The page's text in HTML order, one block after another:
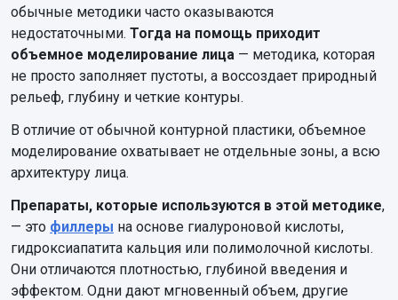
обычные методики часто оказываются
недостаточными. Тогда на помощь приходит
объемное моделирование лица — методика, которая
не просто заполняет пустоты, а воссоздает природный
рельеф, глубину и четкие контуры.
В отличие от обычной контурной пластики, объемное
моделирование охватывает не отдельные зоны, а всю
архитектуру лица.
Препараты, которые используются в этой методике,
— это филлеры на основе гиалуроновой кислоты,
гидроксиапатита кальция или полимолочной кислоты.
Они отличаются плотностью, глубиной введения и
эффектом. Одни дают мгновенный объем, другие